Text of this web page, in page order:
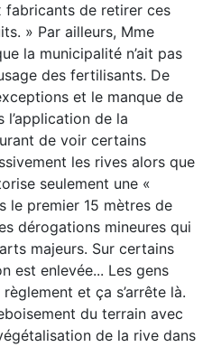
fabricants de retirer ces
» Par ailleurs, Mme
la municipalité n’ait pas
des fertilisants. De
et le manque de
de la
de voir certains
les rives alors que
seulement une «
le premier 15 mètres de
dérogations mineures qui
majeurs. Sur certains
est enlevée... Les gens
et ça s’arrête là.
du terrain avec
de la rive dans